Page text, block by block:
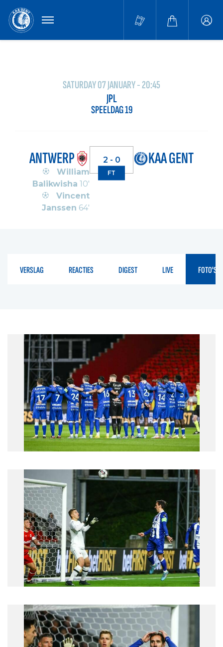
MENU
SATURDAY 07 JANUARY - 20:45
JPL
SPEELDAG 19
ANTWERP
William
Balikwisha 10'
Vincent
Janssen 64'
2 - 0
FT
KAA GENT
VERSLAG REACTIES DIGEST LIVE FOTO'S